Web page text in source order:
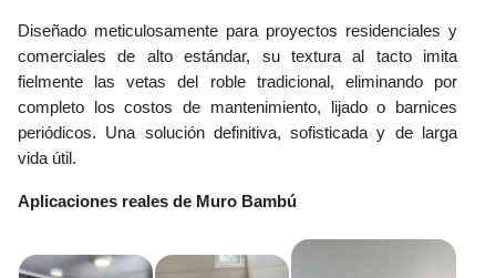
Diseñado meticulosamente para proyectos residenciales y
comerciales de alto estándar, su textura al tacto imita
fielmente las vetas del roble tradicional, eliminando por
completo los costos de mantenimiento, lijado o barnices
periódicos. Una solución definitiva, sofisticada y de larga
vida útil.
Aplicaciones reales de Muro Bambú